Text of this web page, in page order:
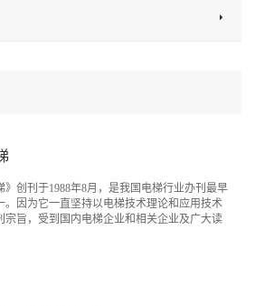
》创刊于1988年8月，是我国电梯行业办刊最早
。因为它一直坚持以电梯技术理论和应用技术
宗旨，受到国内电梯企业和相关企业及广大读